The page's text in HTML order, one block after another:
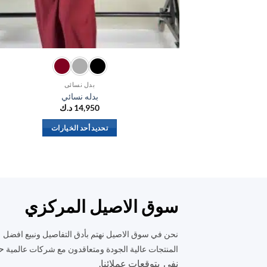
بدل نسائي
بدله نسائي
14,950 د.ك
تحديد أحد الخيارات
المختلفة
لهذا
يمكن
اختيار
سوق الاصيل المركزي
نحن في سوق الاصيل نهتم بأدق التفاصيل ونبيع افضل
المنتجات عالية الجودة ومتعاقدون مع شركات عالمية
نفي بتوقعات عملائنا.